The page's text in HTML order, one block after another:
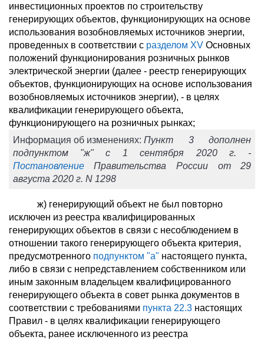
инвестиционных проектов по строительству
генерирующих объектов, функционирующих на основе
использования возобновляемых источников энергии,
проведенных в соответствии с разделом XV Основных
положений функционирования розничных рынков
электрической энергии (далее - реестр генерирующих
объектов, функционирующих на основе использования
возобновляемых источников энергии), - в целях
квалификации генерирующего объекта,
функционирующего на розничных рынках;
Информация об изменениях: Пункт 3 дополнен
подпунктом "ж" с 1 сентября 2020 г. -
ПостановлениеПравительства России от 29
августа 2020 г. N 1298
ж) генерирующий объект не был повторно
исключен из реестра квалифицированных
генерирующих объектов в связи с несоблюдением в
отношении такого генерирующего объекта критерия,
предусмотренного подпунктом "а" настоящего пункта,
либо в связи с непредставлением собственником или
иным законным владельцем квалифицированного
генерирующего объекта в совет рынка документов в
соответствии с требованиями пункта 22.3 настоящих
Правил - в целях квалификации генерирующего
объекта, ранее исключенного из реестра